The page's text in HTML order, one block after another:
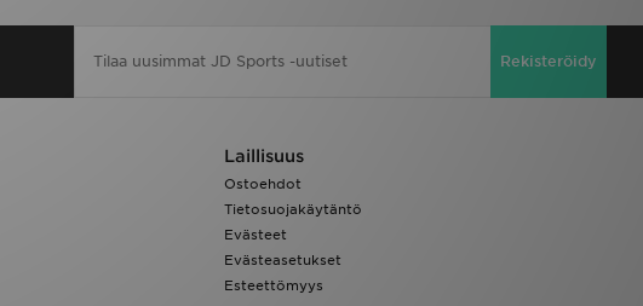
Rekisteröidy
Laillisuus
Ostoehdot
Tietosuojakäytäntö
Evästeet
Evästeasetukset
Esteettömyys